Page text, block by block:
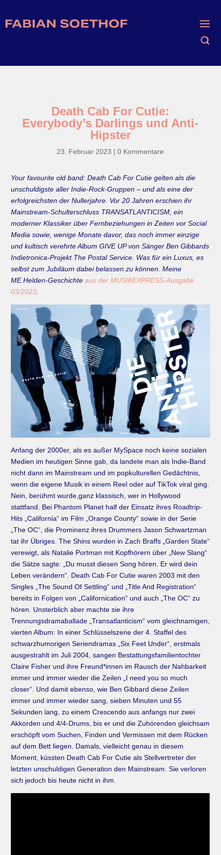
Death Cab For Cutie:
Everybody’s Darlings und Anti-
Hipster
23. Februar 2023 |0 Kommentare
Your favourite old band: Death Cab For Cutie gelten als die
unschuldigste aller Indie-Rock-Gruppen – und als eine der
erfolgreichsten der Nullerjahre. Vor 20 Jahren erschien ihr
Mainstream-Schulterschluss TRANSATLANTICISM, ein
moderner Klassiker über Fernbeziehungen in Zeiten vor Social
Media sowie, wenige Monate davor, das noch immer einzige
und kultisch verehrte Album GIVE UP von Sänger Ben Gibbards
Indietronica-Projekt The Postal Service. Was für ein Luxus, es
selbst zum Jubiläum dabei belassen zu können. Meine
ME.Helden-Geschichteaus der MUSIKEXPRESS-Ausgabe
03/2023
Anfang der 2000er, als es außer MySpace noch keine sozialen
Medien im heutigen Sinne gab, da landete man als Indie-Band
nicht dann im Mainstream und im popkulturellen Gedächtnis,
wenn die eigene Musik in einem Reel oder auf TikTok viral ging.
Nein, berühmt wurde,ganz klassisch, wer in Hollywood
stattfand. Bei Phantom Planet half der Einsatz ihres Roadtrip-
Hits „California“ im Film „Orange County“ sowie in der Serie
„The OC“, die Prominenz ihres Drummers Jason Schwartzman
tat ihr Übriges. The Shins wurden in Zach Braffs „Garden State“
verewigt, als Natalie Portman mit Kopfhörern über „New Slang“
die Sätze sagte: „Du musst diesen Song hören. Er wird dein
Leben verändern“. Death Cab For Cutie waren 2003 mit den
Singles „The Sound Of Settling“ und „Title And Registration“
bereits in Folgen von „Californication“ und auch „The OC“ zu
hören. Unsterblich aber machte sie ihre
Trennungsdramaballade „Transatlanticism“ vom gleichnamigen,
vierten Album: In einer Schlüsselszene der 4. Staffel des
schwarzhumorigen Seriendramas „Six Feet Under“, erstmals
ausgestrahlt im Juli 2004, sangen Bestattungsfamilientochter
Claire Fisher und ihre Freund*innen im Rausch der Nahbarkeit
immer und immer wieder die Zeilen „I need you so much
closer“. Und damit ebenso, wie Ben Gibbard diese Zeilen
immer und immer wieder sang, sieben Minuten und 55
Sekunden lang, zu einem Crescendo aus anfangs nur zwei
Akkorden und 4/4-Drums, bis er und die Zuhörenden gleichsam
erschöpft vom Suchen, Finden und Vermissen mit dem Rücken
auf dem Bett liegen. Damals, vielleicht genau in diesem
Moment, küssten Death Cab For Cutie als Stellvertreter der
letzten unschuldigen Generation den Mainstream. Sie verloren
sich jedoch bis heute nicht in ihm.